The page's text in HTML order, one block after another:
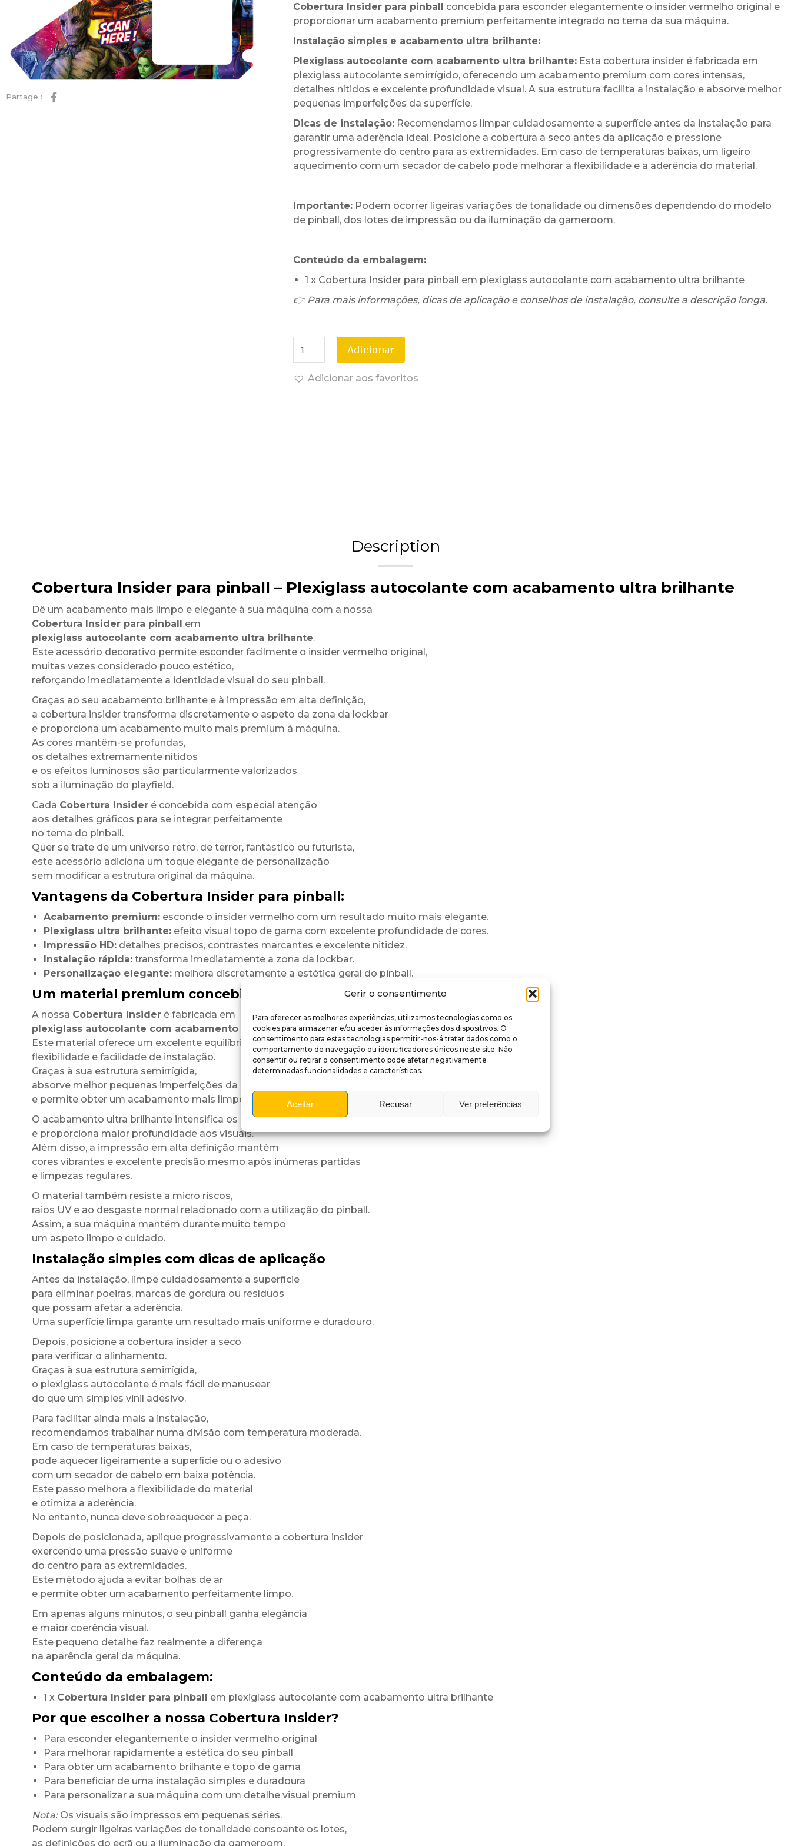
Gerir o consentimento
Para oferecer as melhores experiências, utilizamos tecnologias como os
cookies para armazenar e/ou aceder às informações dos dispositivos. O
consentimento para estas tecnologias permitir-nos-á tratar dados como o
comportamento de navegação ou identificadores únicos neste site. Não
consentir ou retirar o consentimento pode afetar negativamente
determinadas funcionalidades e características.
Aceitar Recusar Ver preferências
Partage :
Cobertura Insider para pinball concebida para esconder elegantemente o insider vermelho original e
proporcionar um acabamento premium perfeitamente integrado no tema da sua máquina.
Instalação simples e acabamento ultra brilhante:
Plexiglass autocolante com acabamento ultra brilhante:Esta cobertura insider é fabricada em
plexiglass autocolante semirrígido, oferecendo um acabamento premium com cores intensas,
detalhes nítidos e excelente profundidade visual. A sua estrutura facilita a instalação e absorve melhor
pequenas imperfeições da superfície.
Dicas de instalação:Recomendamos limpar cuidadosamente a superfície antes da instalação para
garantir uma aderência ideal. Posicione a cobertura a seco antes da aplicação e pressione
progressivamente do centro para as extremidades. Em caso de temperaturas baixas, um ligeiro
aquecimento com um secador de cabelo pode melhorar a flexibilidade e a aderência do material.
Importante:Podem ocorrer ligeiras variações de tonalidade ou dimensões dependendo do modelo
de pinball, dos lotes de impressão ou da iluminação da gameroom.
Conteúdo da embalagem:
1 x Cobertura Insider para pinball em plexiglass autocolante com acabamento ultra brilhante
👉 Para mais informações, dicas de aplicação e conselhos de instalação, consulte a descrição longa.
Adicionar
Adicionar aos favoritos
Description
Cobertura Insider para pinball – Plexiglass autocolante com acabamento ultra brilhante
Dê um acabamento mais limpo e elegante à sua máquina com a nossa
Cobertura Insider para pinball em
plexiglass autocolante com acabamento ultra brilhante.
Este acessório decorativo permite esconder facilmente o insider vermelho original,
muitas vezes considerado pouco estético,
reforçando imediatamente a identidade visual do seu pinball.
Graças ao seu acabamento brilhante e à impressão em alta definição,
a cobertura insider transforma discretamente o aspeto da zona da lockbar
e proporciona um acabamento muito mais premium à máquina.
As cores mantêm-se profundas,
os detalhes extremamente nítidos
e os efeitos luminosos são particularmente valorizados
sob a iluminação do playfield.
Cada Cobertura Insideré concebida com especial atenção
aos detalhes gráficos para se integrar perfeitamente
no tema do pinball.
Quer se trate de um universo retro, de terror, fantástico ou futurista,
este acessório adiciona um toque elegante de personalização
sem modificar a estrutura original da máquina.
Vantagens da Cobertura Insider para pinball:
Acabamento premium:esconde o insider vermelho com um resultado muito mais elegante.
Plexiglass ultra brilhante:efeito visual topo de gama com excelente profundidade de cores.
Impressão HD:detalhes precisos, contrastes marcantes e excelente nitidez.
Instalação rápida:transforma imediatamente a zona da lockbar.
Personalização elegante:melhora discretamente a estética geral do pinball.
Um material premium concebido para durar
A nossa Cobertura Insideré fabricada em
plexiglass autocolante com acabamento ultra brilhante.
Este material oferece um excelente equilíbrio entre rigidez,
flexibilidade e facilidade de instalação.
Graças à sua estrutura semirrígida,
absorve melhor pequenas imperfeições da superfície
e permite obter um acabamento mais limpo e uniforme.
O acabamento ultra brilhante intensifica os contrastes
e proporciona maior profundidade aos visuais.
Além disso, a impressão em alta definição mantém
cores vibrantes e excelente precisão mesmo após inúmeras partidas
e limpezas regulares.
O material também resiste a micro riscos,
raios UV e ao desgaste normal relacionado com a utilização do pinball.
Assim, a sua máquina mantém durante muito tempo
um aspeto limpo e cuidado.
Instalação simples com dicas de aplicação
Antes da instalação, limpe cuidadosamente a superfície
para eliminar poeiras, marcas de gordura ou resíduos
que possam afetar a aderência.
Uma superfície limpa garante um resultado mais uniforme e duradouro.
Depois, posicione a cobertura insider a seco
para verificar o alinhamento.
Graças à sua estrutura semirrígida,
o plexiglass autocolante é mais fácil de manusear
do que um simples vinil adesivo.
Para facilitar ainda mais a instalação,
recomendamos trabalhar numa divisão com temperatura moderada.
Em caso de temperaturas baixas,
pode aquecer ligeiramente a superfície ou o adesivo
com um secador de cabelo em baixa potência.
Este passo melhora a flexibilidade do material
e otimiza a aderência.
No entanto, nunca deve sobreaquecer a peça.
Depois de posicionada, aplique progressivamente a cobertura insider
exercendo uma pressão suave e uniforme
do centro para as extremidades.
Este método ajuda a evitar bolhas de ar
e permite obter um acabamento perfeitamente limpo.
Em apenas alguns minutos, o seu pinball ganha elegância
e maior coerência visual.
Este pequeno detalhe faz realmente a diferença
na aparência geral da máquina.
Conteúdo da embalagem:
1 x Cobertura Insider para pinball em plexiglass autocolante com acabamento ultra brilhante
Por que escolher a nossa Cobertura Insider?
Para esconder elegantemente o insider vermelho original
Para melhorar rapidamente a estética do seu pinball
Para obter um acabamento brilhante e topo de gama
Para beneficiar de uma instalação simples e duradoura
Para personalizar a sua máquina com um detalhe visual premium
Nota:Os visuais são impressos em pequenas séries.
Podem surgir ligeiras variações de tonalidade consoante os lotes,
as definições do ecrã ou a iluminação da gameroom.